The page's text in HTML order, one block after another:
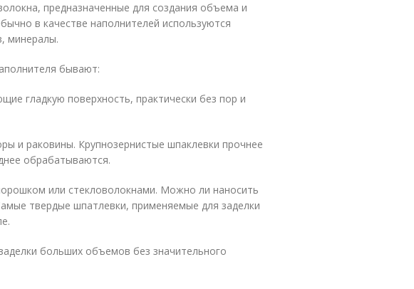
предназначенные для создания объема и
в качестве наполнителей используются
минералы.
бывают:
гладкую поверхность, практически без пор и
и раковины. Крупнозернистые шпаклевки прочнее
обрабатываются.
или стекловолокнами. Можно ли наносить
твердые шпатлевки, применяемые для заделки
больших объемов без значительного